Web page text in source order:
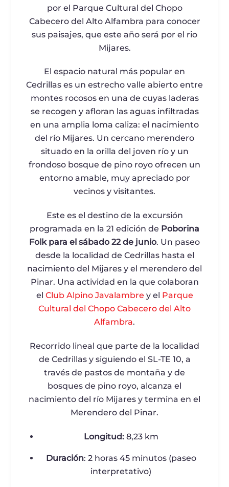
por el Parque Cultural del Chopo
Cabecero del Alto Alfambra para conocer
sus paisajes, que este año será por el rio
Mijares.
El espacio natural más popular en
Cedrillas es un estrecho valle abierto entre
montes rocosos en una de cuyas laderas
se recogen y afloran las aguas infiltradas
en una amplia loma caliza: el nacimiento
del río Mijares. Un cercano merendero
situado en la orilla del joven río y un
frondoso bosque de pino royo ofrecen un
entorno amable, muy apreciado por
vecinos y visitantes.
Este es el destino de la excursión
programada en la 21 edición de Poborina
Folk para el sábado 22 de junio. Un paseo
desde la localidad de Cedrillas hasta el
nacimiento del Mijares y el merendero del
Pinar. Una actividad en la que colaboran
el Club Alpino Javalambre y el Parque
Cultural del Chopo Cabecero del Alto
Alfambra.
Recorrido lineal que parte de la localidad
de Cedrillas y siguiendo el SL-TE 10, a
través de pastos de montaña y de
bosques de pino royo, alcanza el
nacimiento del río Mijares y termina en el
Merendero del Pinar.
Longitud:8,23 km
Duración: 2 horas 45 minutos (paseo
interpretativo)